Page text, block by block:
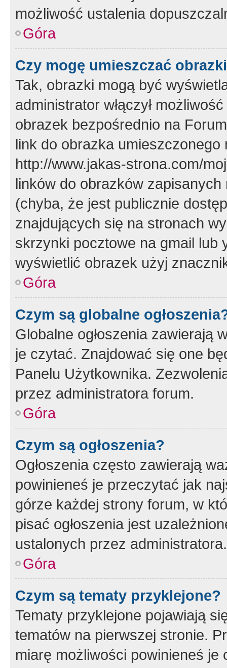
możliwość ustalenia
Góra
Czy mogę umieszczać
Tak, obrazki mogą być
administrator włączył
obrazek bezpośrednio na
link do obrazka
http://www.jakas-strona.com/
linków do obrazków
(chyba, że jest publicznie
znajdujących się na stronach
skrzynki pocztowe na gmail lub
wyświetlić obrazek użyj
Góra
Czym są globalne
Globalne ogłoszenia zawierają
je czytać. Znajdować się one
Panelu Użytkownika.
przez administratora forum.
Góra
Czym są ogłoszenia?
Ogłoszenia często zawierają
powinieneś je przeczytać jak
górze każdej strony forum, w
pisać ogłoszenia jest
ustalonych przez administratora.
Góra
Czym są tematy przyklejone?
Tematy przyklejone pojawiają
tematów na pierwszej stronie.
miarę możliwości powinieneś je